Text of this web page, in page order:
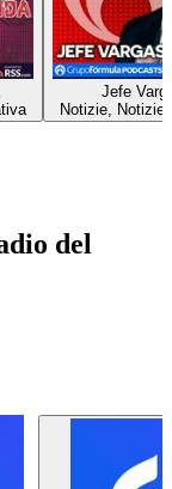
Jefe
Notizie, Notizie
del